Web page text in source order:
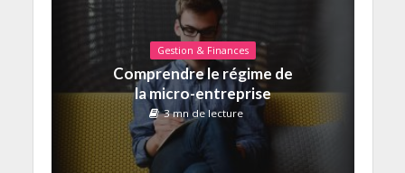
Gestion & Finances
Comprendre le régime de
la micro-entreprise
3 mn de lecture